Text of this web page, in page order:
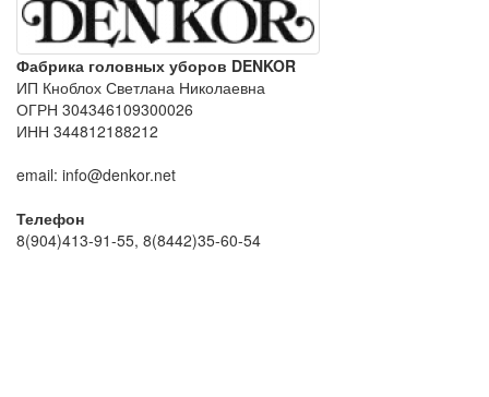
Фабрика головных уборов DENKOR
ИП Кноблох Светлана Николаевна
ОГРН 304346109300026
ИНН 344812188212
email: info@denkor.net
Телефон
8(904)413-91-55, 8(8442)35-60-54